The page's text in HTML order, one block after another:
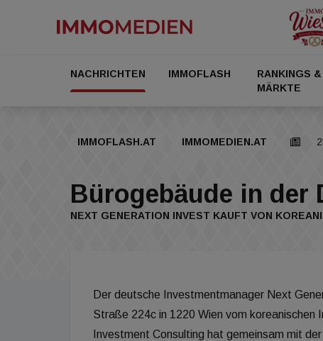
NACHRICHTEN IMMOFLASH
RANKINGS &
MÄRKTE
IMMOFLASH.AT IMMOMEDIEN.AT
Bürogebäude in der
NEXT GENERATION INVEST KAUFT VON
Der deutsche Investmentmanager Next
Straße 224c in 1220 Wien vom koreanischen
Investment Consulting hat gemeinsam mit